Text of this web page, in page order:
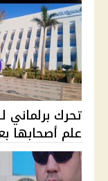
تحرك
علم أصحابها